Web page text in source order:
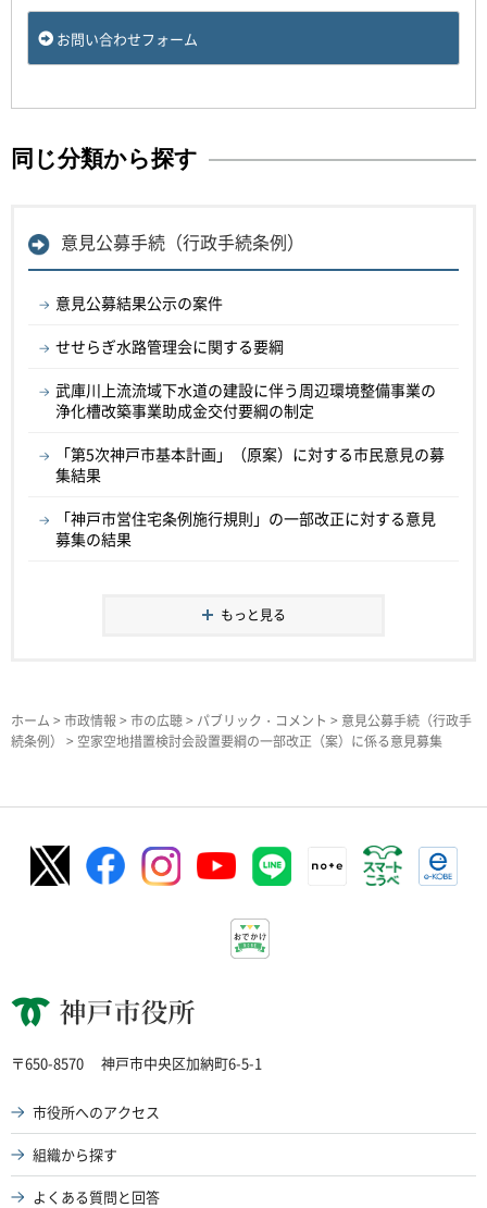
お問い合わせフォーム
同じ分類から探す
意見公募手続（行政手続条例）
意見公募結果公示の案件
せせらぎ水路管理会に関する要綱
武庫川上流流域下水道の建設に伴う周辺環境整備事業の
浄化槽改築事業助成金交付要綱の制定
「第5次神戸市基本計画」（原案）に対する市民意見の募
集結果
「神戸市営住宅条例施行規則」の一部改正に対する意見
募集の結果
もっと見る
ホーム > 市政情報 > 市の広聴> パブリック・コメント > 意見公募手続（行政手
続条例）
> 空家空地措置検討会設置要綱の一部改正（案）に係る意見募集
神戸市役所
〒650-8570 神戸市中央区加納町6-5-1
市役所へのアクセス
組織から探す
よくある質問と回答